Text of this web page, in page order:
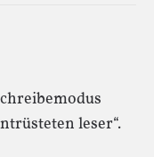
leser“.